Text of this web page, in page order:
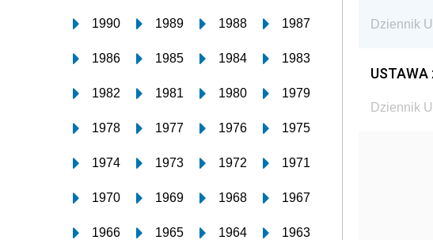
1990 1989 1988 1987
1986 1985 1984 1983
1982 1981 1980 1979
1978 1977 1976 1975
1974 1973 1972 1971
1970 1969 1968 1967
1966 1965 1964 1963
Dziennik
Dziennik